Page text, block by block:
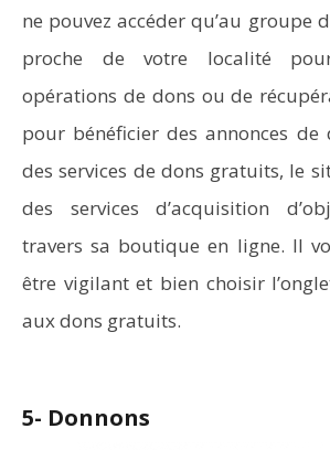
ne pouvez accéder qu’au groupe
proche de votre localité
opérations de dons ou de
pour bénéficier des annonces de
des services de dons gratuits, le
des services d’acquisition
travers sa boutique en ligne. Il
être vigilant et bien choisir
aux dons gratuits.
5- Donnons